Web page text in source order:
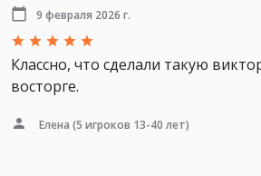
9 февраля 2026 г.
Классно, что сделали такую
восторге.
Елена (5 игроков 13-40 лет)